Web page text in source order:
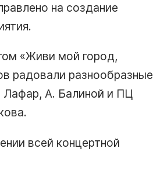
на создание
«Живи мой город,
радовали разнообразные
Лафар, А. Балиной и ПЦ
всей концертной